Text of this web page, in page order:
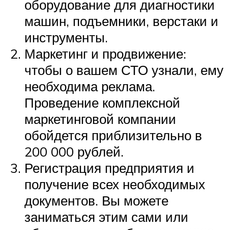
оборудование для диагностики
машин, подъемники, верстаки и
инструменты.
Маркетинг и продвижение:
чтобы о вашем СТО узнали, ему
необходима реклама.
Проведение комплексной
маркетинговой компании
обойдется приблизительно в
200 000 рублей.
Регистрация предприятия и
получение всех необходимых
документов. Вы можете
заниматься этим сами или